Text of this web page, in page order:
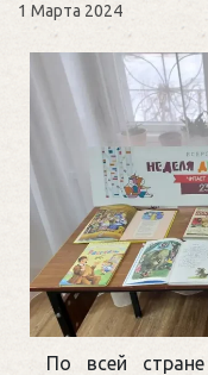
1 Марта 2024
По всей